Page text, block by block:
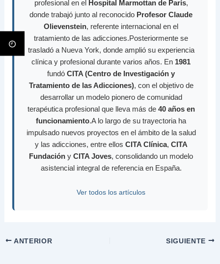
profesional en el Hospital Marmottan de París,
donde trabajó junto al reconocido Profesor Claude
Olievenstein, referente internacional en el
tratamiento de las adicciones.Posteriormente se
trasladó a Nueva York, donde amplió su experiencia
clínica y profesional durante varios años. En 1981
fundó CITA (Centro de Investigación y
Tratamiento de las Adicciones), con el objetivo de
desarrollar un modelo pionero de comunidad
terapéutica profesional que lleva más de 40 años en
funcionamiento.A lo largo de su trayectoria ha
impulsado nuevos proyectos en el ámbito de la salud
y las adicciones, entre ellos CITA Clínica, CITA
Fundación y CITA Joves, consolidando un modelo
asistencial integral de referencia en España.
Ver todos los artículos
ANTERIOR SIGUIENTE